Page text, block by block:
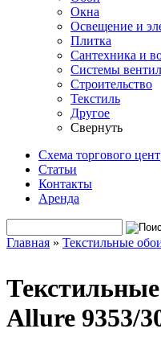
Окна
Освещение и
Плитка
Сантехника и
Системы
Строительство
Текстиль
Другое
Свернуть
Схема торгового
Статьи
Контакты
Аренда
Форма поиска
Главная » Текстильные
Allure 9353/